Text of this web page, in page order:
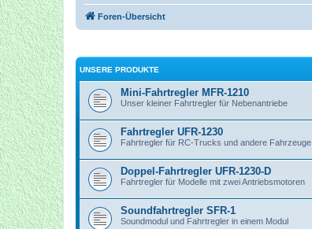
Foren-Übersicht
UNSERE PRODUKTE
Mini-Fahrtregler MFR-1210
Unser kleiner Fahrtregler für Nebenantriebe
Fahrtregler UFR-1230
Fahrtregler für RC-Trucks und andere Fahrzeuge
Doppel-Fahrtregler UFR-1230-D
Fahrtregler für Modelle mit zwei Antriebsmotoren
Soundfahrtregler SFR-1
Soundmodul und Fahrtregler in einem Modul